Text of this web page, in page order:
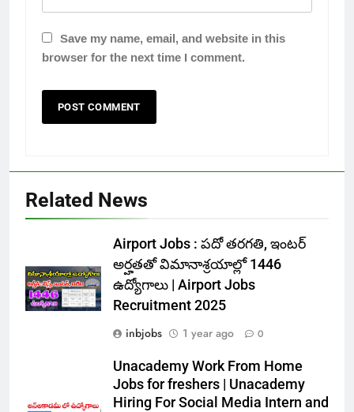
Save my name, email, and website in this
browser for the next time I comment.
Related News
Airport Jobs : పదో తరగతి, ఇంటర్
అర్హతతో విమానాశ్రయాల్లో 1446
ఉద్యోగాలు | Airport Jobs
Recruitment 2025
inbjobs
1 year ago 0
Unacademy Work From Home
Jobs for freshers | Unacademy
Hiring For Social Media Intern and